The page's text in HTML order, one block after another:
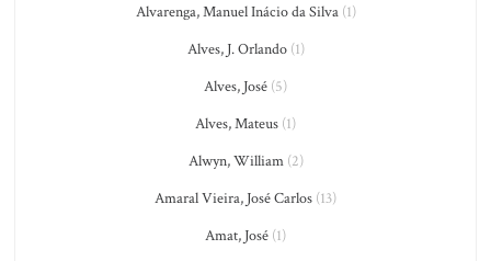
Alvarenga, Manuel Inácio da Silva(1)
Alves, J. Orlando(1)
Alves, José (5)
Alves, Mateus (1)
Alwyn, William(2)
Amaral Vieira, José Carlos (13)
Amat, José (1)